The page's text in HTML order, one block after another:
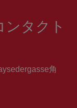
ンタクト
角